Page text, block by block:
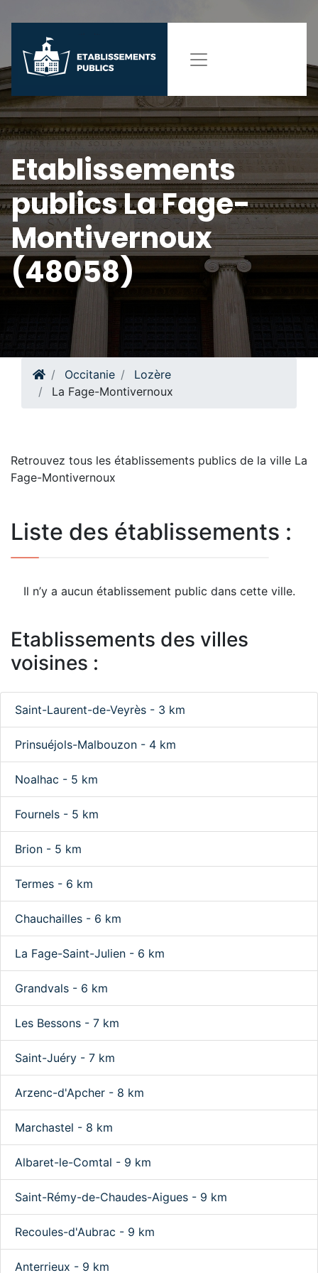
Etablissements
publics La Fage-
Montivernoux
(48058)
Occitanie
Lozère
La Fage-Montivernoux
Retrouvez tous les établissements publics de la ville La
Fage-Montivernoux
Liste des établissements :
Il n’y a aucun établissement public dans cette ville.
Etablissements des villes
voisines :
Saint-Laurent-de-Veyrès - 3 km
Prinsuéjols-Malbouzon - 4 km
Noalhac - 5 km
Fournels - 5 km
Brion - 5 km
Termes - 6 km
Chauchailles - 6 km
La Fage-Saint-Julien - 6 km
Grandvals - 6 km
Les Bessons - 7 km
Saint-Juéry - 7 km
Arzenc-d'Apcher - 8 km
Marchastel - 8 km
Albaret-le-Comtal - 9 km
Saint-Rémy-de-Chaudes-Aigues - 9 km
Recoules-d'Aubrac - 9 km
Anterrieux - 9 km